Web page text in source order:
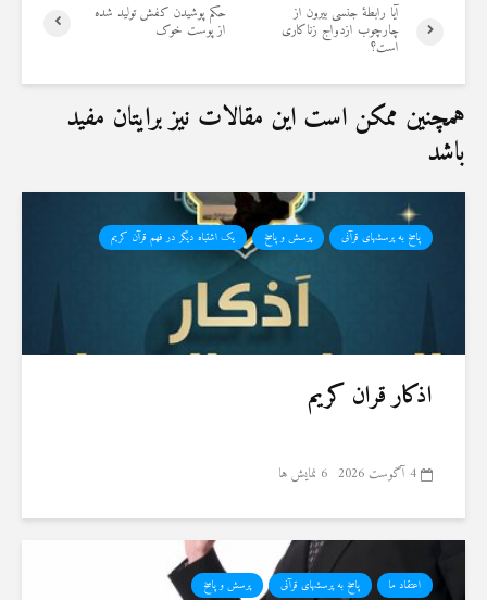
حکم پوشیدن کفش تولید شده
از پوست خوک
آیا رابطۀ جنسی بیرون از
چارچوب ازدواج زناکاری
است؟
همچنین ممکن است این مقالات نیز برایتان مفید
باشد
پاسخ به پرسشهای قرآنی پرسش و پاسخ یک اشتباه دیگر در فهم قرآن کریم
اذکار قران کریم
4 آگوست 2026 6 نمایش ها
اعتقاد ما پاسخ به پرسشهای قرآنی پرسش و پاسخ